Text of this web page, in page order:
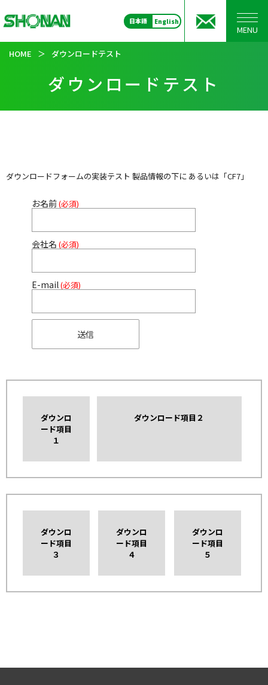
日本語 English
MENU
HOME ＞ ダウンロードテスト
ダウンロードテスト
ダウンロードフォームの実装テスト 製品情報の下に あるいは「CF7」
お名前(必須)
会社名 (必須)
E-mail(必須)
ダウンロ
ード項目
１
ダウンロード項目２
ダウンロ
ード項目
３
ダウンロ
ード項目
４
ダウンロ
ード項目
５